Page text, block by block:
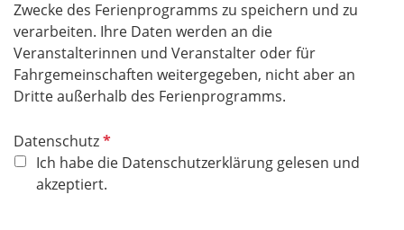
Zwecke des Ferienprogramms zu speichern und zu
verarbeiten. Ihre Daten werden an die
Veranstalterinnen und Veranstalter oder für
Fahrgemeinschaften weitergegeben, nicht aber an
Dritte außerhalb des Ferienprogramms.
DatenschutzP
f
l
Ich habe die Datenschutzerklärung gelesen und
akzeptiert.